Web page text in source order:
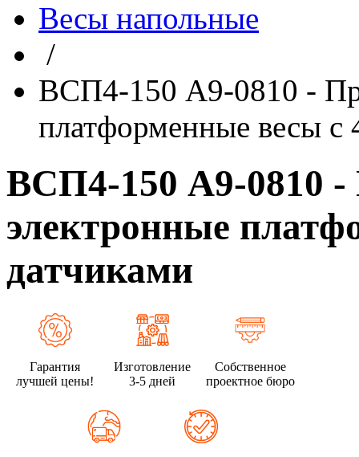
Весы напольные
/
ВСП4-150 А9-0810 -
платформенные весы с
ВСП4-150 А9-0810
электронные
датчиками
Гарантия
лучшей цены!
Изготовление
3-5 дней
Собственное
проектное бюро